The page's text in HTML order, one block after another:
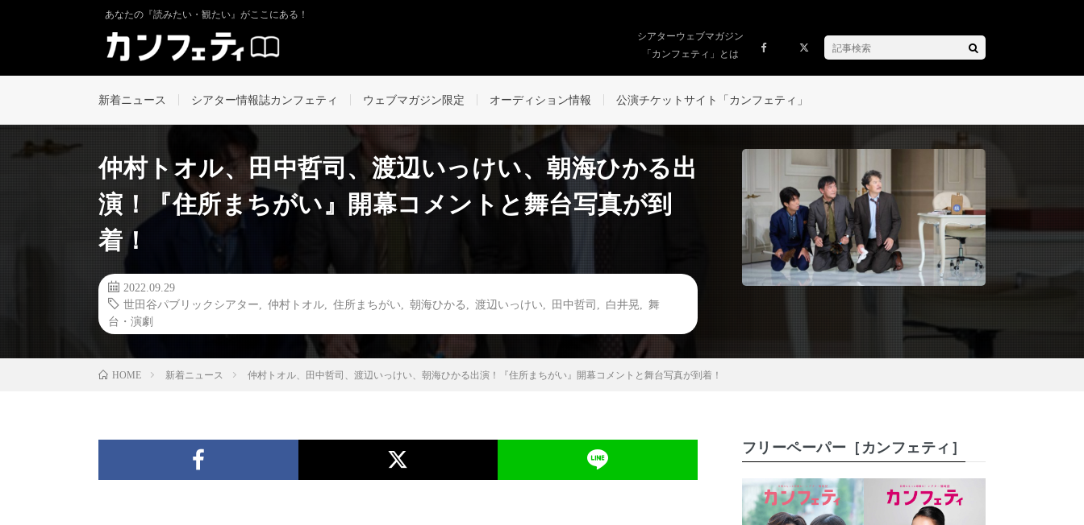
あなたの『読みたい・観たい』がここにある！
シアターウェブマガジン
「カンフェティ」とは
新着ニュース シアター情報誌カンフェティ ウェブマガジン限定 オーディション情報 公演チケットサイト「カンフェティ」
仲村トオル、田中哲司、渡辺いっけい、朝海ひかる出
演！『住所まちがい』開幕コメントと舞台写真が到
着！
2022.09.29
世田谷パブリックシアター
仲村トオル 住所まちがい 朝海ひかる 渡辺いっけい 田中哲司 白井晃
舞
台・演劇
HOME 新着ニュース 仲村トオル、田中哲司、渡辺いっけい、朝海ひかる出演！『住所まちがい』開幕コメントと舞台写真が到着！
フリーペーパー［カンフェティ］